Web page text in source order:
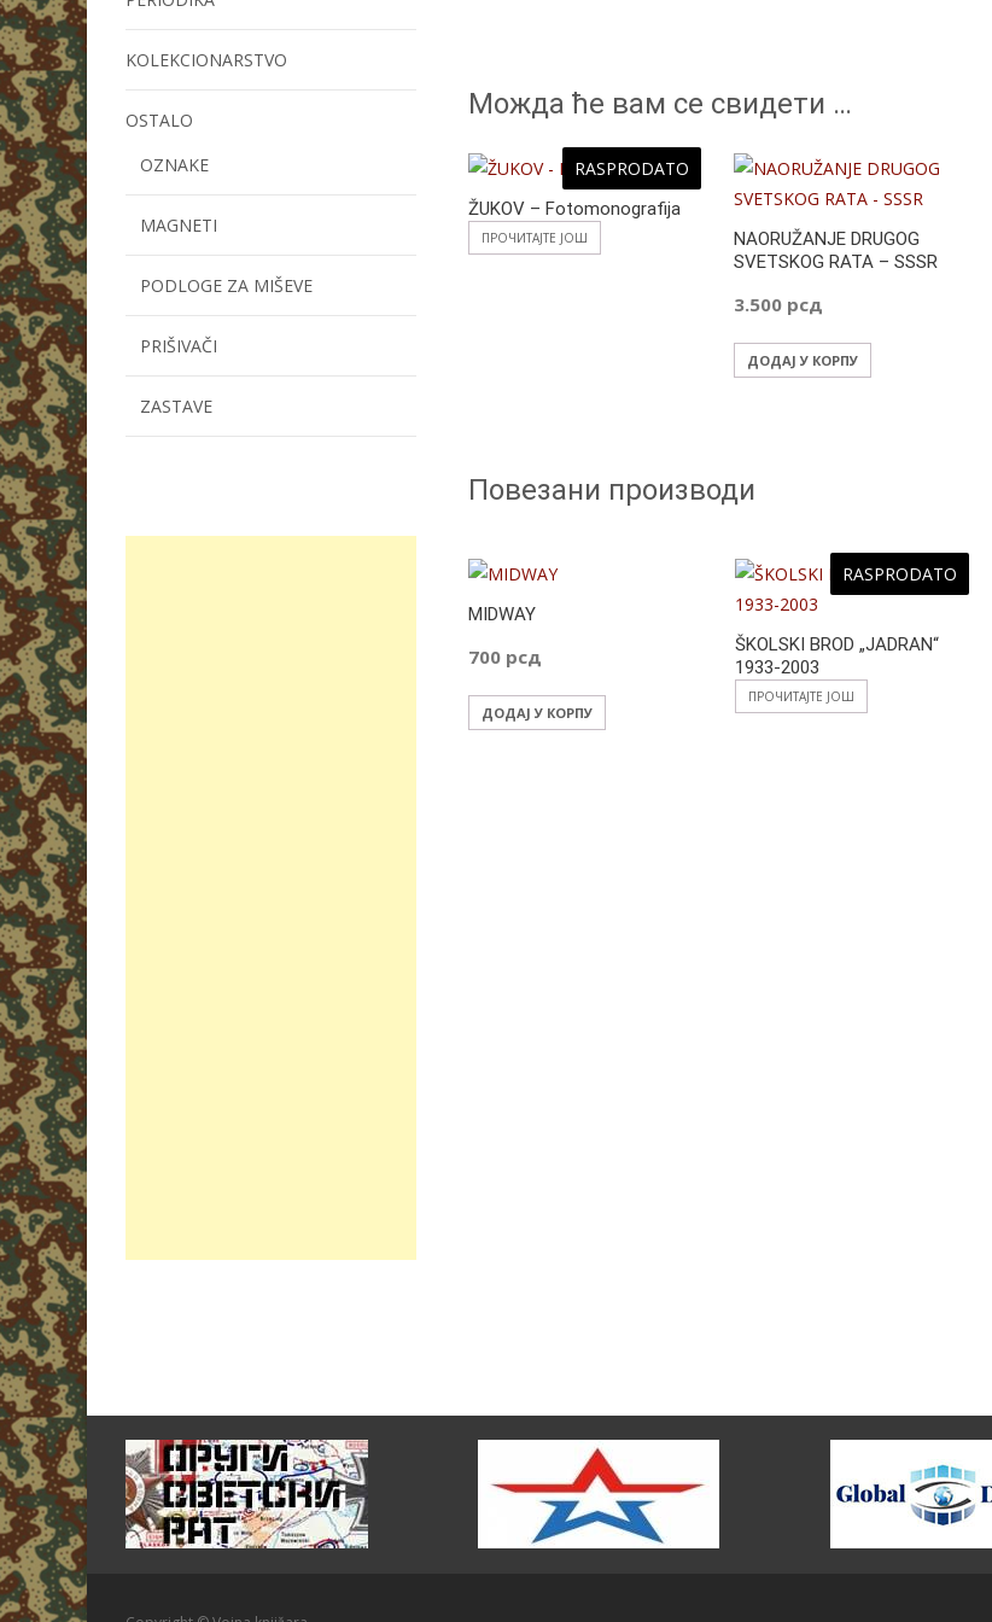
Можда ће вам се свидети …
RASPRODATO
ŽUKOV – Fotomonografija
ПРОЧИТАЈТЕ ЈОШ
NAORUŽANJE DRUGOG
SVETSKOG RATA – SSSR
3.500 рсд
ДОДАЈ У КОРПУ
Повезани производи
MIDWAY
700 рсд
ДОДАЈ У КОРПУ
RASPRODATO
ŠKOLSKI BROD „JADRAN“
1933-2003
ПРОЧИТАЈТЕ ЈОШ
KOLEKCIONARSTVO
OSTALO
OZNAKE
MAGNETI
PODLOGE ZA MIŠEVE
PRIŠIVAČI
ZASTAVE